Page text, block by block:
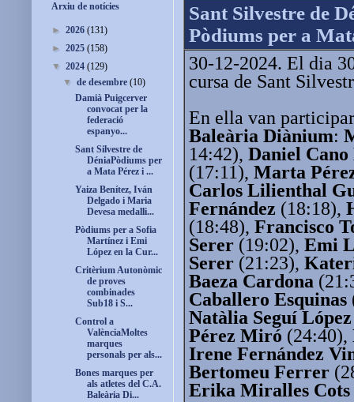
Sant Silvestre de
Pòdiums per a
30-12-2024. El dia
cursa de Sant
En ella van
Baleària Diànium:
14:42), Daniel Cano
(17:11), Marta
Carlos Lilienthal
Fernández (18:18),
(18:48), Francisco
Serer (19:02), Emi
Serer (21:23),
Baeza Cardona
Caballero Esquinas
Natàlia Seguí López
Pérez Miró (24:40),
Irene Fernández
Bertomeu Ferrer
Erika Miralles Cots
Arxiu de notícies
► 2026 (131)
► 2025 (158)
▼ 2024 (129)
▼de desembre(10)
Damià Puigcerver
convocat per la
federació
espanyo...
Sant Silvestre de
DéniaPòdiums per
a Mata Pérez i ...
Yaiza Benítez, Iván
Delgado i Maria
Devesa medalli...
Pòdiums per a Sofia
Martínez i Emi
López en la Cur...
Critèrium Autonòmic
de proves
combinades
Sub18 i S...
Control a
ValènciaMoltes
marques
personals per als...
Bones marques per
als atletes del C.A.
Baleària Di...